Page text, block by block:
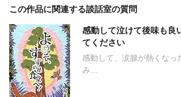
この作品に関連する談話室の質問
感動して泣けて後味も良
てください
感動して、涙腺が熱くなっ
み...